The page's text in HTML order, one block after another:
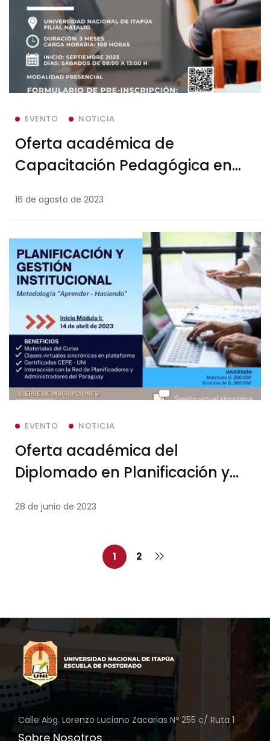
EVENTO NOTICIA
Oferta académica de
Capacitación Pedagógica en
16 de agosto de 2023
EVENTO NOTICIA
Oferta académica del
Diplomado en Planificación y
28 de junio de 2023
1 2
Calle Abg. Lorenzo Luciano Zacarias Nº 255 c/ Ruta 1
Sobre Nosotros